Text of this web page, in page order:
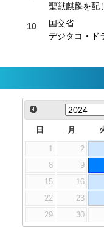
聖獣麒麟を配
国交省
デジタコ・ド
日 月
1 2
8
9
15
16
22
23
29
30